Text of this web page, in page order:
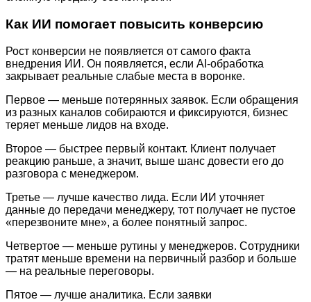
Как ИИ помогает повысить конверсию
Рост конверсии не появляется от самого факта
внедрения ИИ. Он появляется, если AI-обработка
закрывает реальные слабые места в воронке.
Первое — меньше потерянных заявок. Если обращения
из разных каналов собираются и фиксируются, бизнес
теряет меньше лидов на входе.
Второе — быстрее первый контакт. Клиент получает
реакцию раньше, а значит, выше шанс довести его до
разговора с менеджером.
Третье — лучше качество лида. Если ИИ уточняет
данные до передачи менеджеру, тот получает не пустое
«перезвоните мне», а более понятный запрос.
Четвертое — меньше рутины у менеджеров. Сотрудники
тратят меньше времени на первичный разбор и больше
— на реальные переговоры.
Пятое — лучше аналитика. Если заявки